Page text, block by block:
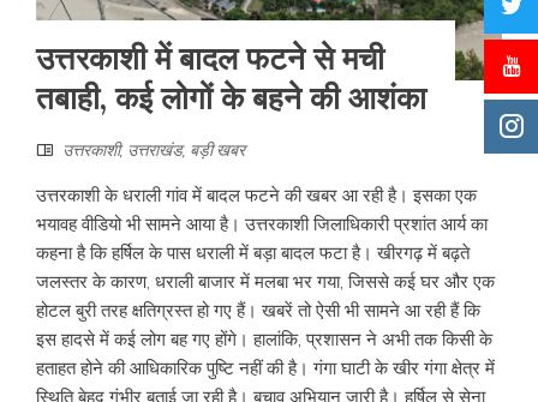
उत्तरकाशी में बादल फटने से मची
तबाही, कई लोगों के बहने की आशंका
उत्तरकाशी, उत्तराखंड, बड़ी खबर
उत्तरकाशी के धराली गांव में बादल फटने की खबर आ रही है। इसका एक
भयावह वीडियो भी सामने आया है। उत्तरकाशी जिलाधिकारी प्रशांत आर्य का
कहना है कि हर्षिल के पास धराली में बड़ा बादल फटा है। खीरगढ़ में बढ़ते
जलस्तर के कारण, धराली बाजार में मलबा भर गया, जिससे कई घर और एक
होटल बुरी तरह क्षतिग्रस्त हो गए हैं। खबरें तो ऐसी भी सामने आ रही हैं कि
इस हादसे में कई लोग बह गए होंगे। हालांकि, प्रशासन ने अभी तक किसी के
हताहत होने की आधिकारिक पुष्टि नहीं की है। गंगा घाटी के खीर गंगा क्षेत्र में
स्थिति बेहद गंभीर बताई जा रही है। बचाव अभियान जारी है। हर्षिल से सेना